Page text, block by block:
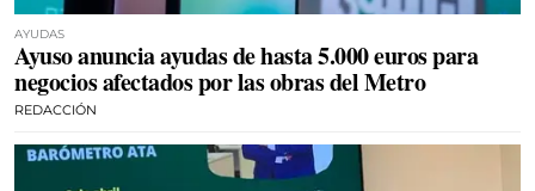
AYUDAS
Ayuso anuncia ayudas de hasta 5.000 euros para
negocios afectados por las obras del Metro
REDACCIÓN